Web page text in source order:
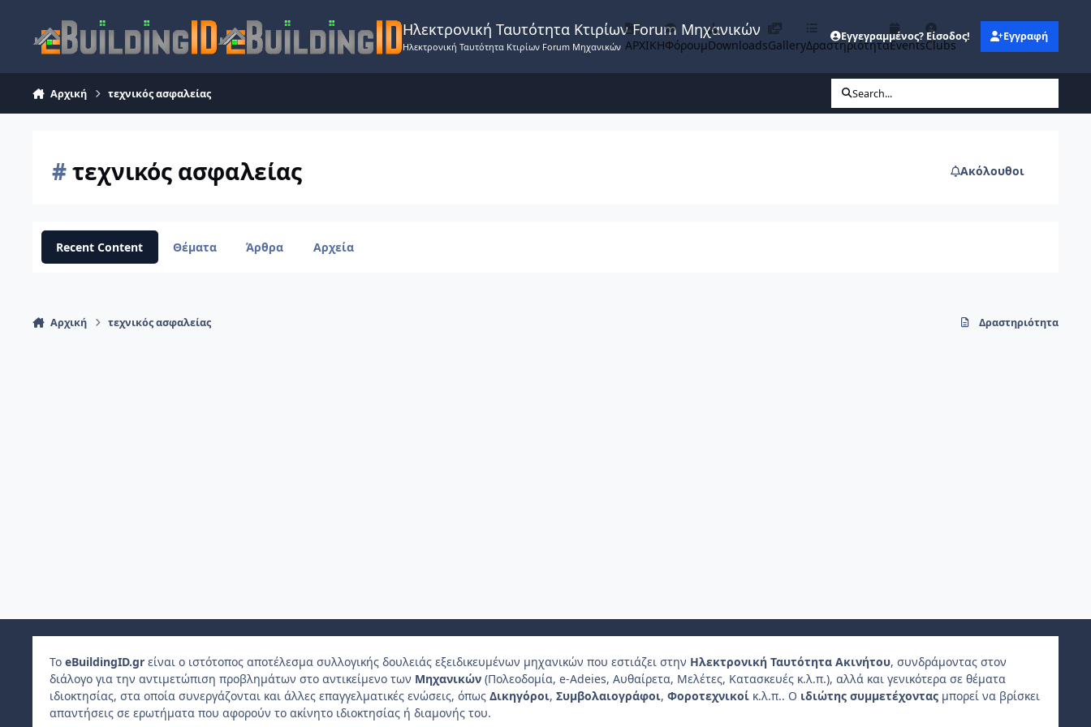
Ηλεκτρονική Ταυτότητα Κτιρίων Forum Μηχανικών
Ηλεκτρονική Ταυτότητα Κτιρίων Forum Μηχανικών ΑΡΧΙΚΗΦόρουμDownloadsGalleryΔραστηριότηταEventsClubs
Εγγεγραμμένος? Είσοδος! Εγγραφή
Αρχική τεχνικός ασφαλείας Search...
#τεχνικός ασφαλείας Ακόλουθοι
Recent Content Θέματα Άρθρα Αρχεία
Αρχική τεχνικός ασφαλείας Δραστηριότητα
Το eBuildingID.gr είναι ο ιστότοπος αποτέλεσμα συλλογικής δουλειάς εξειδικευμένων μηχανικών που εστιάζει στην Ηλεκτρονική Ταυτότητα Ακινήτου, συνδράμοντας στον
διάλογο για την αντιμετώπιση προβλημάτων στο αντικείμενο των Μηχανικών (Πολεοδομία, e-Adeies, Αυθαίρετα, Μελέτες, Κατασκευές κ.λ.π.), αλλά και γενικότερα σε θέματα
ιδιοκτησίας, στα οποία συνεργάζονται και άλλες επαγγελματικές ενώσεις, όπως Δικηγόροι, Συμβολαιογράφοι, Φοροτεχνικοί κ.λ.π.. Ο ιδιώτης συμμετέχοντας μπορεί να βρίσκει
απαντήσεις σε ερωτήματα που αφορούν το ακίνητο ιδιοκτησίας ή διαμονής του.